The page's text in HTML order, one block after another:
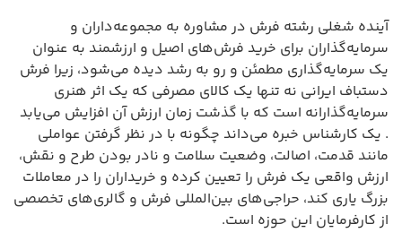
آینده شغلی رشته فرش در مشاوره به مجموعه‌داران و
سرمایه‌گذاران برای خرید فرش‌های اصیل و ارزشمند به عنوان
یک سرمایه‌گذاری مطمئن و رو به رشد دیده می‌شود، زیرا فرش
دستباف ایرانی نه تنها یک کالای مصرفی که یک اثر هنری
سرمایه‌گذارانه است که با گذشت زمان ارزش آن افزایش می‌یابد
. یک کارشناس خبره می‌داند چگونه با در نظر گرفتن عواملی
مانند قدمت، اصالت، وضعیت سلامت و نادر بودن طرح و نقش،
ارزش واقعی یک فرش را تعیین کرده و خریداران را در معاملات
بزرگ یاری کند، حراجی‌های بین‌المللی فرش و گالری‌های تخصصی
از کارفرمایان این حوزه است.